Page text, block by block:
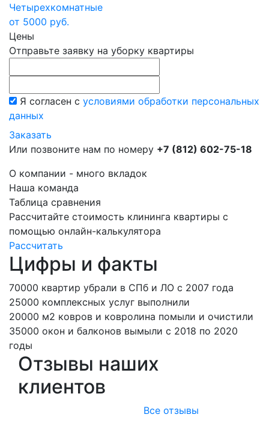
Четырехкомнатные
от 5000 руб.
Цены
Отправьте заявку на уборку квартиры
Я согласен с условиями обработки персональных
данных
Заказать
Или позвоните нам по номеру +7 (812) 602-75-18
О компании - много вкладок
Наша команда
Таблица сравнения
Рассчитайте стоимость клининга квартиры с
помощью онлайн-калькулятора
Рассчитать
Цифры и факты
70000 квартир убрали в СПб и ЛО с 2007 года
25000 комплексных услуг выполнили
20000 м2 ковров и ковролина помыли и очистили
35000 окон и балконов вымыли с 2018 по 2020
годы
Отзывы наших
клиентов
Все отзывы